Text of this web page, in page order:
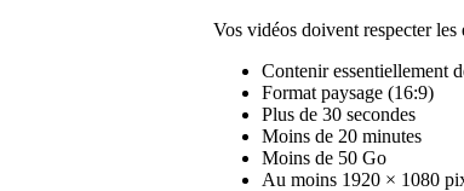
Vos vidéos doivent respecter les
Contenir essentiellement
Format paysage (16:9)
Plus de 30 secondes
Moins de 20 minutes
Moins de 50 Go
Au moins 1920 × 1080